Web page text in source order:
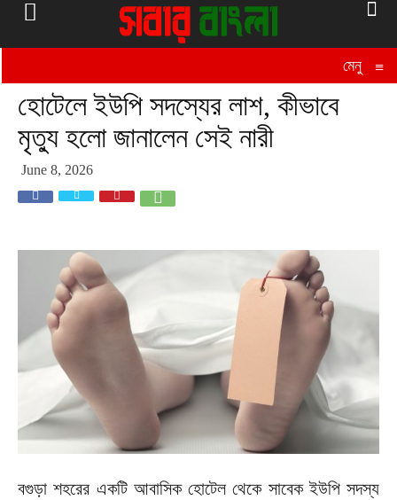
মেনু ≡
হোটেলে ইউপি সদস্যের লাশ, কীভাবে
মৃত্যু হলো জানালেন সেই নারী
June 8, 2026
বগুড়া শহরের একটি আবাসিক হোটেল থেকে সাবেক ইউপি সদস্য